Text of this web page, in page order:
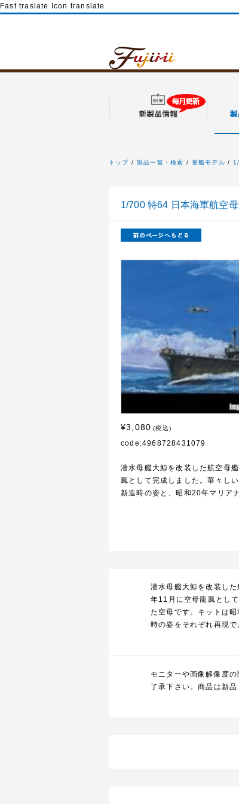
Fast traslate Icon translate
トップ 製品一覧・検索 軍艦モデル
1/700 特64 日本海軍航空
¥3,080 (税込)
code:4968728431079
潜水母艦大鯨を改装した航空母
鳳として完成しました。華々し
新造時の姿と、昭和20年マリア
潜水母艦大鯨を改装し
年11月に空母龍鳳とし
た空母です。キットは
時の姿をそれぞれ再現で
モニターや画像解像度
了承下さい。商品は新品